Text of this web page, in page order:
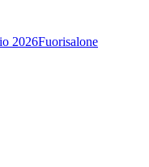
2026Fuorisalone